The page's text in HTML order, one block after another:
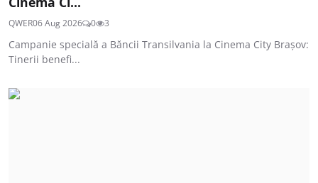
QWER06 Aug 2026 0 3
Campanie specială a Băncii Transilvania la Cinema City Brașov:
Tinerii benefi...